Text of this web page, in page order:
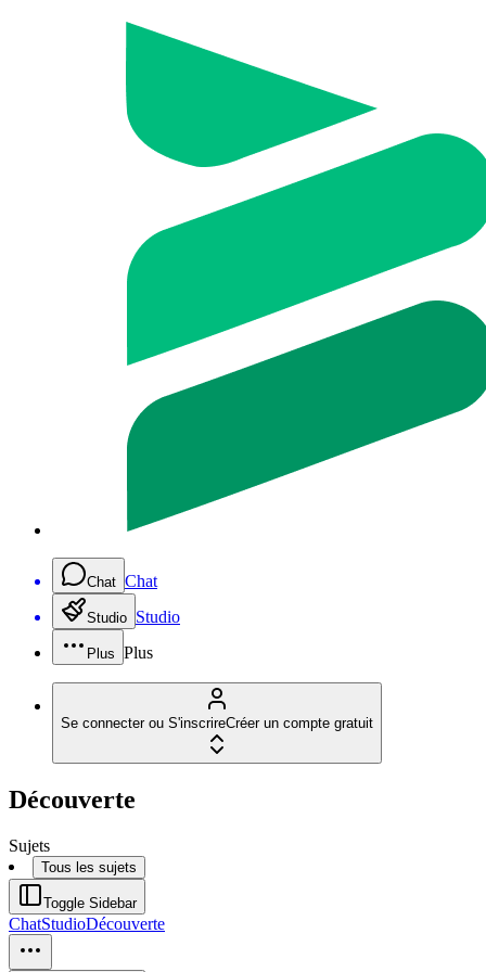
Chat Chat
Studio Studio
Plus Plus
Se connecter ou S'inscrireCréer un compte gratuit
Découverte
Sujets
Tous les sujets
Toggle Sidebar
ChatStudioDécouverte